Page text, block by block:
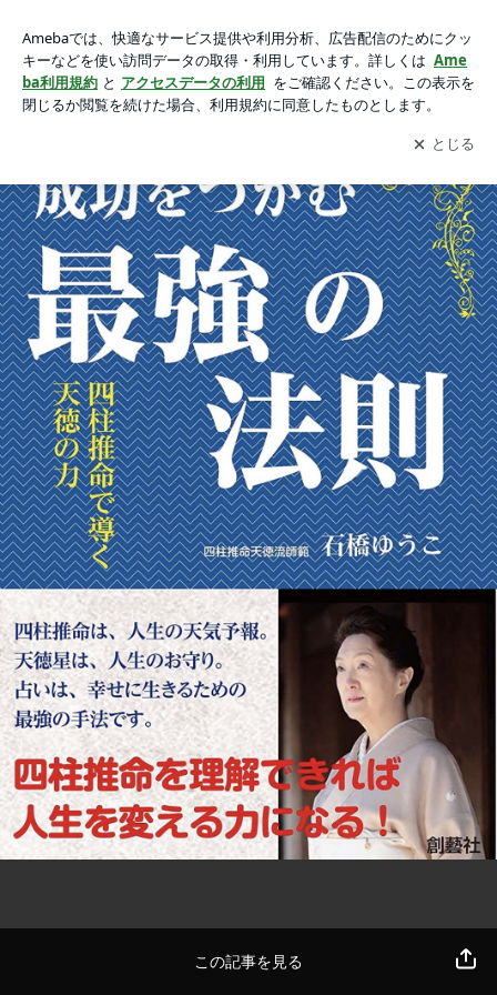
中3枚目
どうなる？世界情勢とウクライナ戦争(四柱推命）
この記事を見る